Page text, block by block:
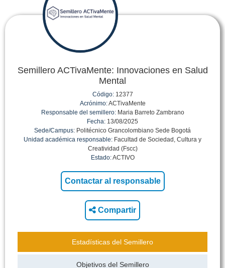
Semillero ACTivaMente: Innovaciones en Salud
Mental
Código:12377
Acrónimo:ACTivaMente
Responsable del semillero:Maria Barreto Zambrano
Fecha: 13/08/2025
Sede/Campus: Politécnico Grancolombiano Sede Bogotá
Unidad académica responsable: Facultad de Sociedad, Cultura y
Creatividad (Fscc)
Estado:ACTIVO
Compartir
Estadísticas del Semillero
Objetivos del Semillero